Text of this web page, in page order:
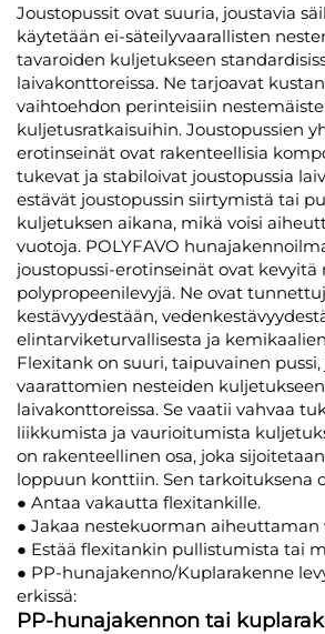
Joustopussit ovat suuria, joustavia
käytetään ei-säteilyvaarallisten
tavaroiden kuljetukseen
laivakonttoreissa. Ne tarjoavat
vaihtoehdon perinteisiin
kuljetusratkaisuihin. Joustopussien
erotinseinät ovat rakenteellisia
tukevat ja stabiloivat joustopussia
estävät joustopussin siirtymistä tai
kuljetuksen aikana, mikä voisi
vuotoja. POLYFAVO
joustopussi-erotinseinät ovat
polypropeenilevyjä. Ne ovat
kestävyydestään,
elintarviketurvallisesta ja
Flexitank on suuri, taipuvainen
vaarattomien nesteiden
laivakonttoreissa. Se vaatii vahvaa
liikkumista ja vaurioitumista
on rakenteellinen osa, joka
loppuun konttiin. Sen tarkoituksena
● Antaa vakautta flexitankille.
● Jakaa nestekuorman aiheuttaman
● Estää flexitankin pullistumista tai
● PP-hunajakenno/Kuplarakenne
erkissä:
PP-hunajakennon tai